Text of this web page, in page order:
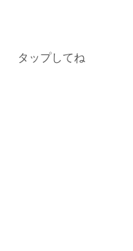
タップしてね